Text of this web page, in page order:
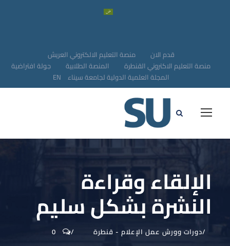
قدم الان
منصة التعليم الالكتروني العريش
منصة التعليم الاكتروني القنطرة
المنصة الطلابية
جولة افتراضية
المجلة العلمية الدولية لجامعة سيناء EN
الإلقاء وقراءة
النشرة بشكل سليم
دورات وورش عمل الإعلام - قنطرة 0